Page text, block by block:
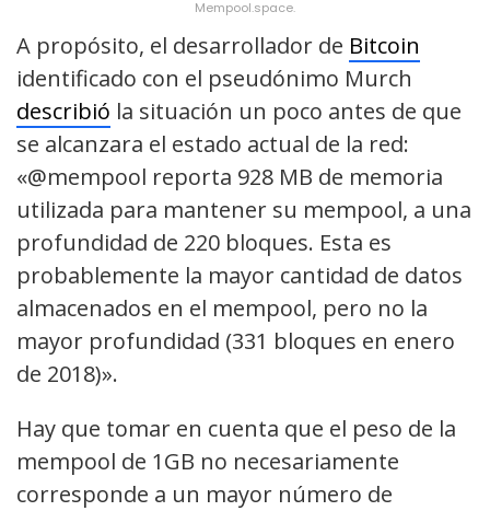
Mempool.space.
A propósito, el desarrollador de Bitcoin
identificado con el pseudónimo Murch
describió la situación un poco antes de que
se alcanzara el estado actual de la red:
«@mempool reporta 928 MB de memoria
utilizada para mantener su mempool, a una
profundidad de 220 bloques. Esta es
probablemente la mayor cantidad de datos
almacenados en el mempool, pero no la
mayor profundidad (331 bloques en enero
de 2018)».
Hay que tomar en cuenta que el peso de la
mempool de 1GB no necesariamente
corresponde a un mayor número de